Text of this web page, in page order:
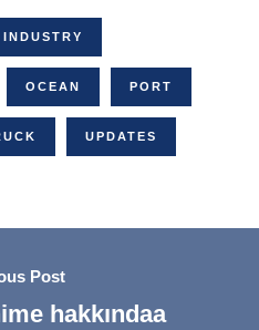
INDUSTRY
OCEAN PORT
UPDATES
Post
hakkındaa